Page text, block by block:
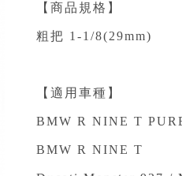
【商品規格】
粗把 1-1/8(29mm)
【適用車種】
BMW R NINE T
BMW R NINE T